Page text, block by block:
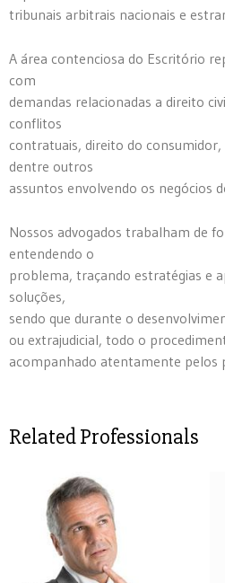
tribunais arbitrais nacionais e
A área contenciosa do Escritório
com
demandas relacionadas a direito
conflitos
contratuais, direito do
dentre outros
assuntos envolvendo os negócios
Nossos advogados trabalham de
entendendo o
problema, traçando estratégias e
soluções,
sendo que durante o
ou extrajudicial, todo o
acompanhado atentamente pelos
Related Professionals